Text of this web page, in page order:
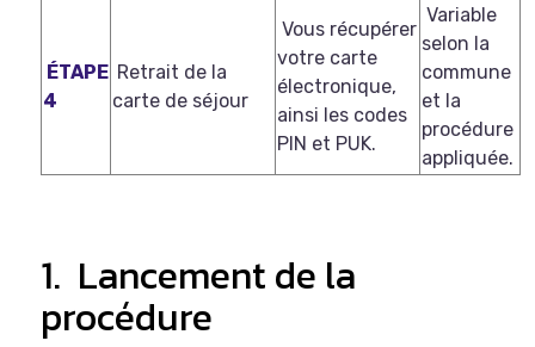
ÉTAPE
4
Retrait de la
carte de séjour
Vous récupérer
votre carte
électronique,
ainsi les codes
PIN et PUK.
Variable
selon la
commune
et la
procédure
appliquée.
1. Lancement de la
procédure